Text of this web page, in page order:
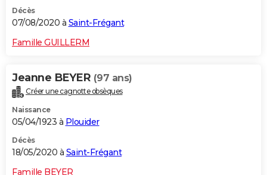
Décès
07/08/2020 à Saint-Frégant
Famille GUILLERM
Jeanne BEYER (97 ans)
Créer une cagnotte obsèques
Naissance
05/04/1923 à Plouider
Décès
18/05/2020 à Saint-Frégant
Famille BEYER